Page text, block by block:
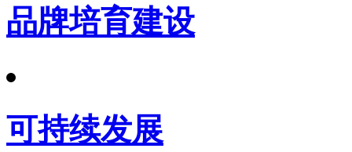
品牌培育建设
可持续发展